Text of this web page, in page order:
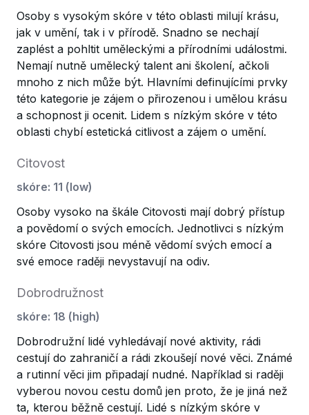
Osoby s vysokým skóre v této oblasti milují krásu,
jak v umění, tak i v přírodě. Snadno se nechají
zaplést a pohltit uměleckými a přírodními událostmi.
Nemají nutně umělecký talent ani školení, ačkoli
mnoho z nich může být. Hlavními definujícími prvky
této kategorie je zájem o přirozenou i umělou krásu
a schopnost ji ocenit. Lidem s nízkým skóre v této
oblasti chybí estetická citlivost a zájem o umění.
Citovost
skóre: 11 (low)
Osoby vysoko na škále Citovosti mají dobrý přístup
a povědomí o svých emocích. Jednotlivci s nízkým
skóre Citovosti jsou méně vědomí svých emocí a
své emoce raději nevystavují na odiv.
Dobrodružnost
skóre: 18 (high)
Dobrodružní lidé vyhledávají nové aktivity, rádi
cestují do zahraničí a rádi zkoušejí nové věci. Známé
a rutinní věci jim připadají nudné. Například si raději
vyberou novou cestu domů jen proto, že je jiná než
ta, kterou běžně cestují. Lidé s nízkým skóre v